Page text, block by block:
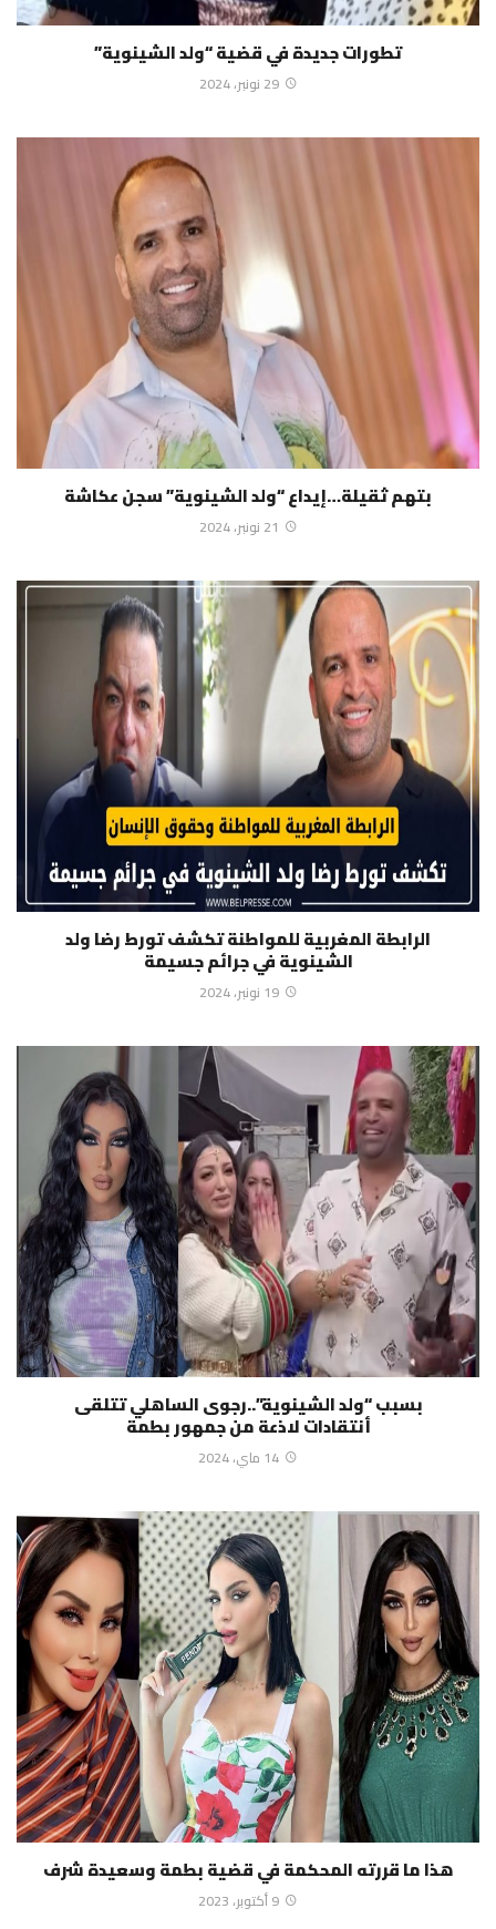
تطورات جديدة في قضية “ولد الشينوية”
29 نونبر، 2024
بتهم ثقيلة…إيداع “ولد الشينوية” سجن عكاشة
21 نونبر، 2024
الرابطة المغربية للمواطنة تكشف تورط رضا ولد
الشينوية في جرائم جسيمة
19 نونبر، 2024
بسبب “ولد الشينوية”..رجوى الساهلي تتلقى
أنتقادات لاذعة من جمهور بطمة
14 ماي، 2024
هذا ما قررته المحكمة في قضية بطمة وسعيدة شرف
9 أكتوبر، 2023